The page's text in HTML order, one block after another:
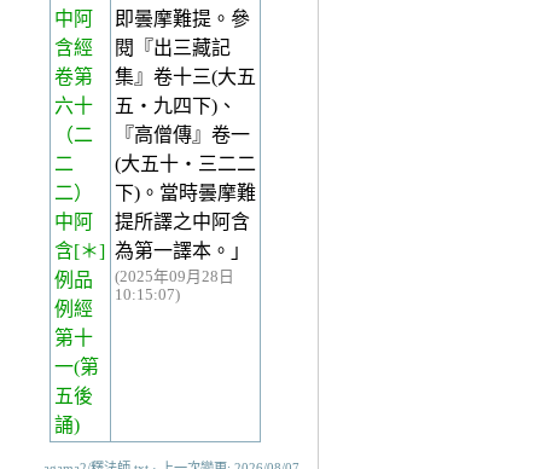
中阿
含經
卷第
六十
（二
二
二）
中阿
含[＊]
例品
例經
第十
一(第
五後
誦)
即曇摩難提。參
閱『出三藏記
集』卷十三(大五
五‧九四下)、
『高僧傳』卷一
(大五十‧三二二
下)。當時曇摩難
提所譯之中阿含
為第一譯本。」
(2025年09月28日
10:15:07)